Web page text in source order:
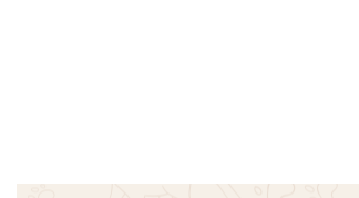
Προσθήκη στο καλάθι